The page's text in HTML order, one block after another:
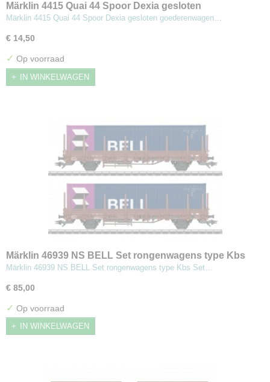
Märklin 4415 Quai 44 Spoor Dexia gesloten
goederenwagen (#2002710)
Märklin 4415 Quai 44 Spoor Dexia gesloten goederenwagen…
€ 14,50
✓ Op voorraad
IN WINKELWAGEN
Märklin 46939 NS BELL Set rongenwagens type Kbs
Märklin 46939 NS BELL Set rongenwagens type Kbs Set…
€ 85,00
✓ Op voorraad
IN WINKELWAGEN